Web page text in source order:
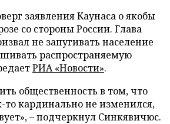
заявления Каунаса о якобы
со стороны России. Глава
не запугивать население
распространяемую
РИА «Новости».
общественность в том, что
то кардинально не изменился,
– подчеркнул Синкявичюс.